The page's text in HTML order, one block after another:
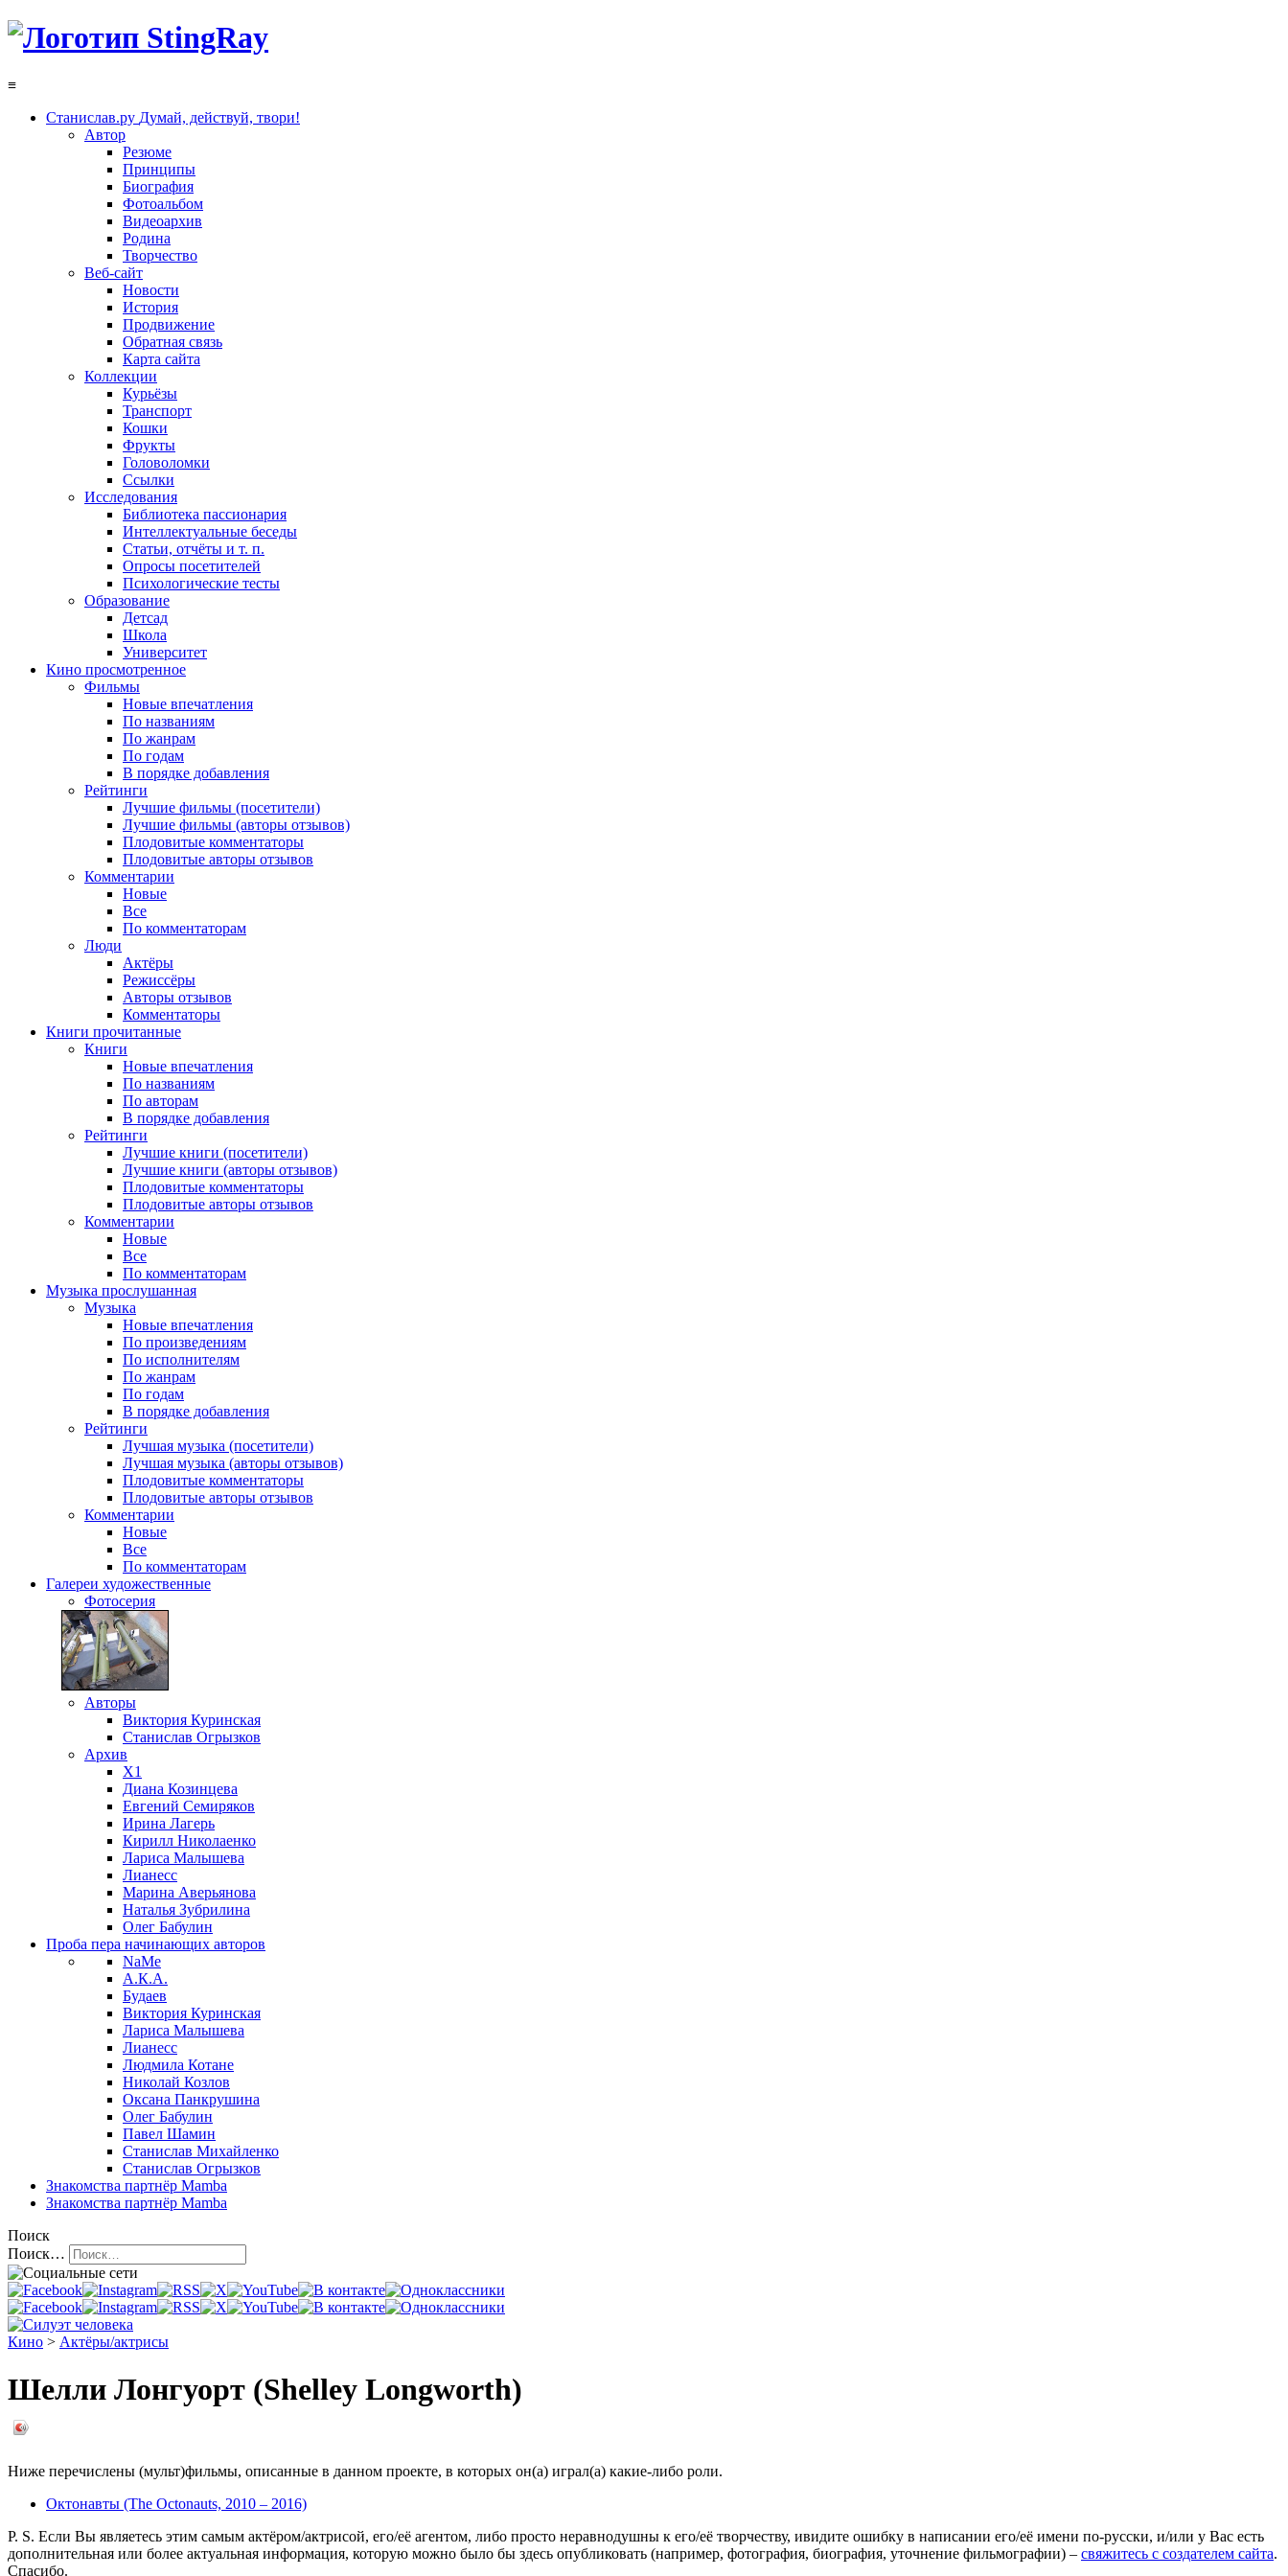
≡
Станислав.ру Думай, действуй, твори!
Автор
Резюме
Принципы
Биография
Фотоальбом
Видеоархив
Родина
Творчество
Веб-сайт
Новости
История
Продвижение
Обратная связь
Карта сайта
Коллекции
Курьёзы
Транспорт
Кошки
Фрукты
Головоломки
Ссылки
Исследования
Библиотека пассионария
Интеллектуальные беседы
Статьи, отчёты и т. п.
Опросы посетителей
Психологические тесты
Образование
Детсад
Школа
Университет
Кино просмотренное
Фильмы
Новые впечатления
По названиям
По жанрам
По годам
В порядке добавления
Рейтинги
Лучшие фильмы (посетители)
Лучшие фильмы (авторы отзывов)
Плодовитые комментаторы
Плодовитые авторы отзывов
Комментарии
Новые
Все
По комментаторам
Люди
Актёры
Режиссёры
Авторы отзывов
Комментаторы
Книги прочитанные
Книги
Новые впечатления
По названиям
По авторам
В порядке добавления
Рейтинги
Лучшие книги (посетители)
Лучшие книги (авторы отзывов)
Плодовитые комментаторы
Плодовитые авторы отзывов
Комментарии
Новые
Все
По комментаторам
Музыка прослушанная
Музыка
Новые впечатления
По произведениям
По исполнителям
По жанрам
По годам
В порядке добавления
Рейтинги
Лучшая музыка (посетители)
Лучшая музыка (авторы отзывов)
Плодовитые комментаторы
Плодовитые авторы отзывов
Комментарии
Новые
Все
По комментаторам
Галереи художественные
Фотосерия
Авторы
Виктория Куринская
Станислав Огрызков
Архив
X1
Диана Козинцева
Евгений Семиряков
Ирина Лагерь
Кирилл Николаенко
Лариса Малышева
Лианесс
Марина Аверьянова
Наталья Зубрилина
Олег Бабулин
Проба пера начинающих авторов
NaMe
А.К.А.
Будаев
Виктория Куринская
Лариса Малышева
Лианесс
Людмила Котане
Николай Козлов
Оксана Панкрушина
Олег Бабулин
Павел Шамин
Станислав Михайленко
Станислав Огрызков
Знакомства партнёр Mamba
Знакомства партнёр Mamba
Поиск
Поиск…
Кино > Актёры/актрисы
Шелли Лонгуорт (Shelley Longworth)
Ниже перечислены (мульт)фильмы, описанные в данном проекте, в которых он(а) играл(а) какие-либо роли.
Октонавты (The Octonauts, 2010 – 2016)
P. S. Если Вы являетесь этим самым актёром/актрисой, его/её агентом, либо просто неравнодушны к его/её творчеству, ивидите ошибку в написании его/её имени по-русски, и/или у Вас есть
дополнительная или более актуальная информация, которую можно было бы здесь опубликовать (например, фотография, биография, уточнение фильмографии) – свяжитесь с создателем сайта.
Спасибо.